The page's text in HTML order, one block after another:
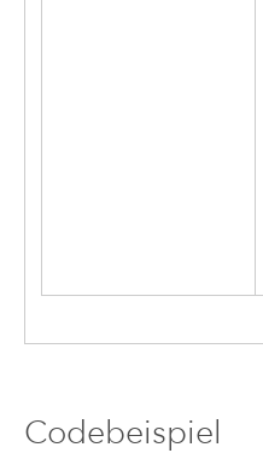
Codebeispiel